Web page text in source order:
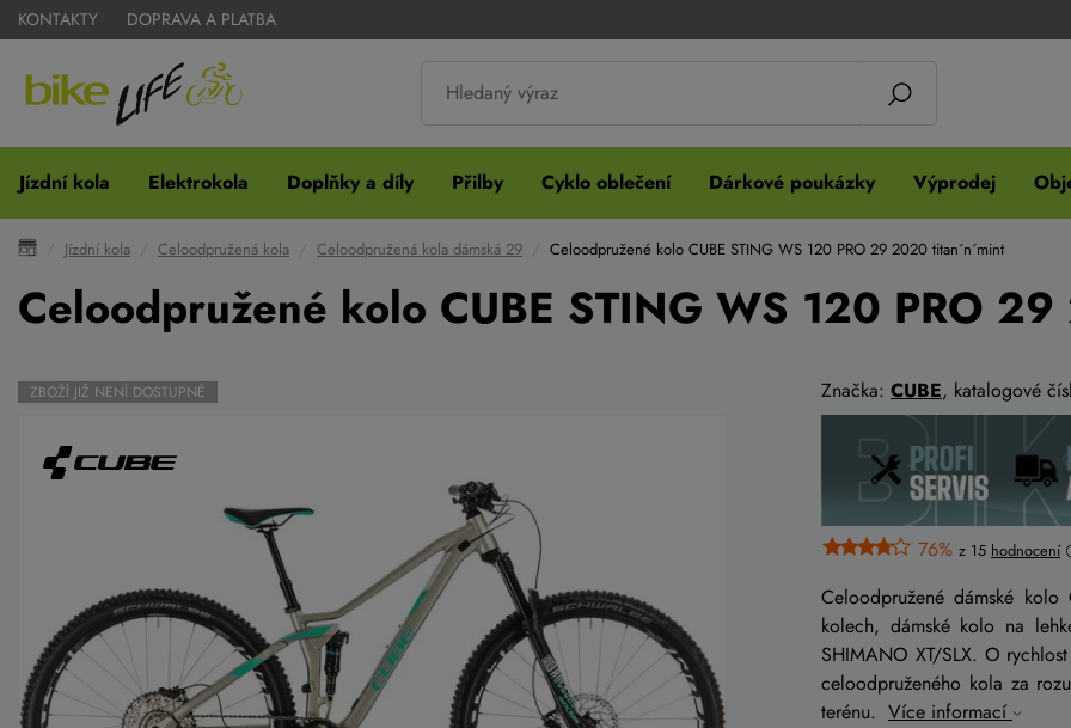
KONTAKTY DOPRAVA A PLATBA
Jízdní kola Elektrokola Doplňky a díly Přilby Cyklo oblečení Dárkové poukázky Výprodej
Jízdní kola Celoodpružená kola Celoodpružená kola dámská 29 Celoodpružené kolo CUBE STING WS 120 PRO 29 2020 titan´n´mint
Celoodpružené kolo CUBE STING WS 120 PRO
ZBOŽÍ JIŽ NENÍ DOSTUPNÉ Značka: CUBE, katalogové
76% z 15 hodnocení
Celoodpružené dámské
kolech, dámské kolo na
SHIMANO XT/SLX. O
celoodpruženého kola za
terénu. Více informací